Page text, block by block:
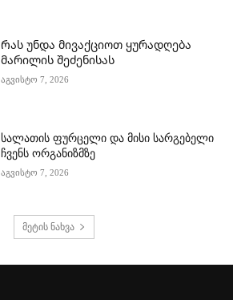
Რას უნდა მივაქციოთ ყურადღება
მარილის შეძენისას
აგვისტო 7, 2026
სალათის ფურცელი და მისი სარგებელი
ჩვენს ორგანიზმზე
აგვისტო 7, 2026
მეტის ნახვა